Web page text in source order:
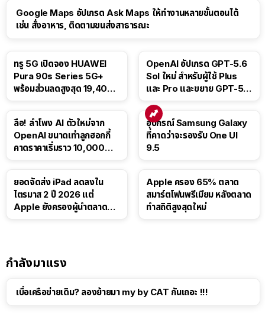
Google Maps อัปเกรด Ask Maps ให้ทำงานหลายขั้นตอนได้
เช่น สั่งอาหาร, ติดตามขนส่งสาธารณะ
ทรู 5G เปิดจอง HUAWEI
Pura 90s Series 5G+
พร้อมส่วนลดสูงสุด 19,400
OpenAI อัปเกรด GPT-5.6
Sol ใหม่ สำหรับผู้ใช้ Plus
และ Pro และขยาย GPT-5.6
ลือ! ลำโพง AI ตัวใหม่จาก
OpenAI ขนาดเท่าลูกฮอกกี้
คาดราคาเริ่มราว 10,000
อุปกรณ์ Samsung Galaxy
ที่คาดว่าจะรองรับ One UI
9.5
ยอดจัดส่ง iPad ลดลงใน
ไตรมาส 2 ปี 2026 แต่
Apple ยังครองผู้นำตลาด
Apple ครอง 65% ตลาด
สมาร์ตโฟนพรีเมียม หลังตลาด
ทำสถิติสูงสุดใหม่
กำลังมาแรง
เบื่อเครือข่ายเดิม? ลองย้ายมา my by CAT กันเถอะ !!!